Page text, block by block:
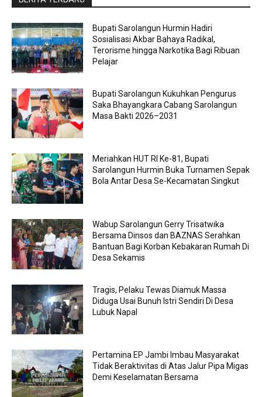
Bupati Sarolangun Hurmin Hadiri
Sosialisasi Akbar Bahaya Radikal,
Terorisme hingga Narkotika Bagi Ribuan
Pelajar
Bupati Sarolangun Kukuhkan Pengurus
Saka Bhayangkara Cabang Sarolangun
Masa Bakti 2026–2031
Meriahkan HUT RI Ke-81, Bupati
Sarolangun Hurmin Buka Turnamen Sepak
Bola Antar Desa Se-Kecamatan Singkut
Wabup Sarolangun Gerry Trisatwika
Bersama Dinsos dan BAZNAS Serahkan
Bantuan Bagi Korban Kebakaran Rumah Di
Desa Sekamis
Tragis, Pelaku Tewas Diamuk Massa
Diduga Usai Bunuh Istri Sendiri Di Desa
Lubuk Napal
Pertamina EP Jambi Imbau Masyarakat
Tidak Beraktivitas di Atas Jalur Pipa Migas
Demi Keselamatan Bersama